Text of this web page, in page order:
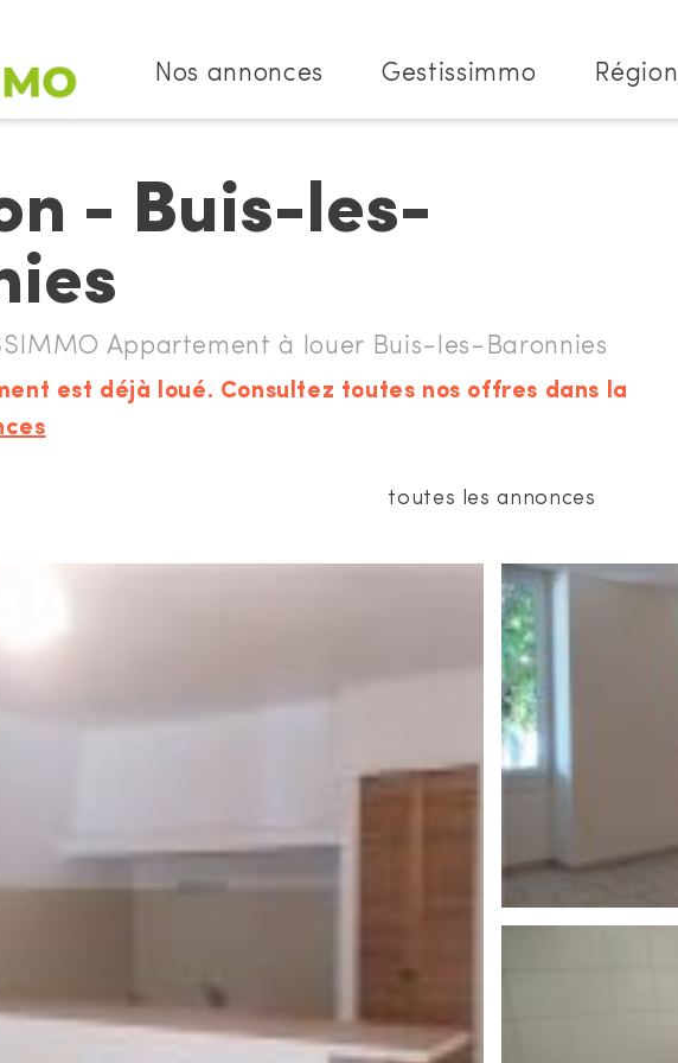
Nos annonces Gestissimmo Région
- Buis-les-
Appartement à louer Buis-les-Baronnies
est déjà loué. Consultez toutes nos offres dans la
toutes les annonces